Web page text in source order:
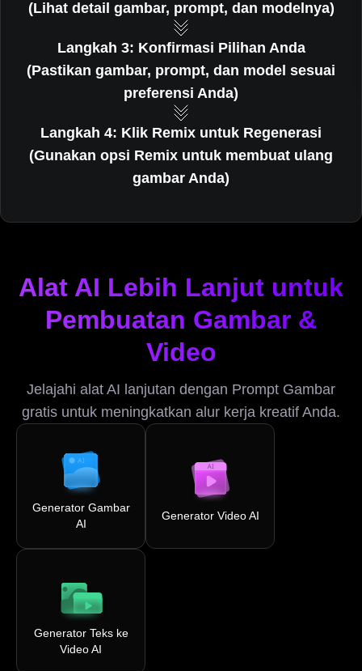
(Lihat detail gambar, prompt, dan modelnya)
Langkah 3: Konfirmasi Pilihan Anda
(Pastikan gambar, prompt, dan model sesuai
preferensi Anda)
Langkah 4: Klik Remix untuk Regenerasi
(Gunakan opsi Remix untuk membuat ulang
gambar Anda)
Alat AI Lebih Lanjut untuk
Pembuatan Gambar &
Video
Jelajahi alat AI lanjutan dengan Prompt Gambar
gratis untuk meningkatkan alur kerja kreatif Anda.
Generator Gambar
AI
Generator Video AI
Generator Teks ke
Video AI